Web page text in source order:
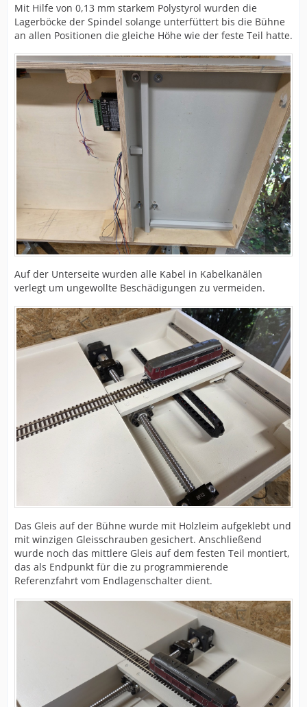
Mit Hilfe von 0,13 mm starkem Polystyrol wurden die
Lagerböcke der Spindel solange unterfüttert bis die Bühne
an allen Positionen die gleiche Höhe wie der feste Teil hatte.
Auf der Unterseite wurden alle Kabel in Kabelkanälen
verlegt um ungewollte Beschädigungen zu vermeiden.
Das Gleis auf der Bühne wurde mit Holzleim aufgeklebt und
mit winzigen Gleisschrauben gesichert. Anschließend
wurde noch das mittlere Gleis auf dem festen Teil montiert,
das als Endpunkt für die zu programmierende
Referenzfahrt vom Endlagenschalter dient.